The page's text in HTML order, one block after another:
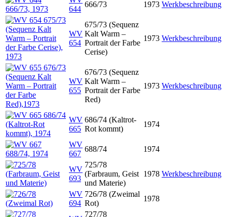
644
666/73 1973 Werkbeschreibung
WV
654
675/73 (Sequenz
Kalt Warm –
Portrait der Farbe
Cerise)
1973 Werkbeschreibung
WV
655
676/73 (Sequenz
Kalt Warm –
Portrait der Farbe
Red)
1973 Werkbeschreibung
WV
665
686/74 (Kaltrot-
Rot kommt)
1974
WV
667
688/74 1974
WV
693
725/78
(Farbraum, Geist
und Materie)
1978 Werkbeschreibung
WV
694
726/78 (Zweimal
Rot)
1978
727/78